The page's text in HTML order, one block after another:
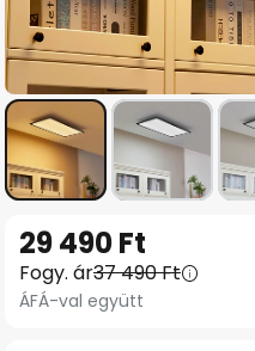
képgaléria
elejére
29 490 Ft
Fogy. ár37 490 Ft
ÁFÁ-val együtt